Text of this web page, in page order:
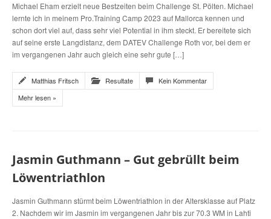
Michael Eham erzielt neue Bestzeiten beim Challenge St. Pölten. Michael
lernte ich in meinem Pro.Training Camp 2023 auf Mallorca kennen und
schon dort viel auf, dass sehr viel Potential in ihm steckt. Er bereitete sich
auf seine erste Langdistanz, dem DATEV Challenge Roth vor, bei dem er
im vergangenen Jahr auch gleich eine sehr gute […]
Matthias Fritsch Resultate
Kein Kommentar
Mehr lesen »
Jasmin Guthmann – Gut gebrüllt beim
Löwentriathlon
Jasmin Guthmann stürmt beim Löwentriathlon in der Altersklasse auf Platz
2. Nachdem wir im Jasmin im vergangenen Jahr bis zur 70.3 WM in Lahti